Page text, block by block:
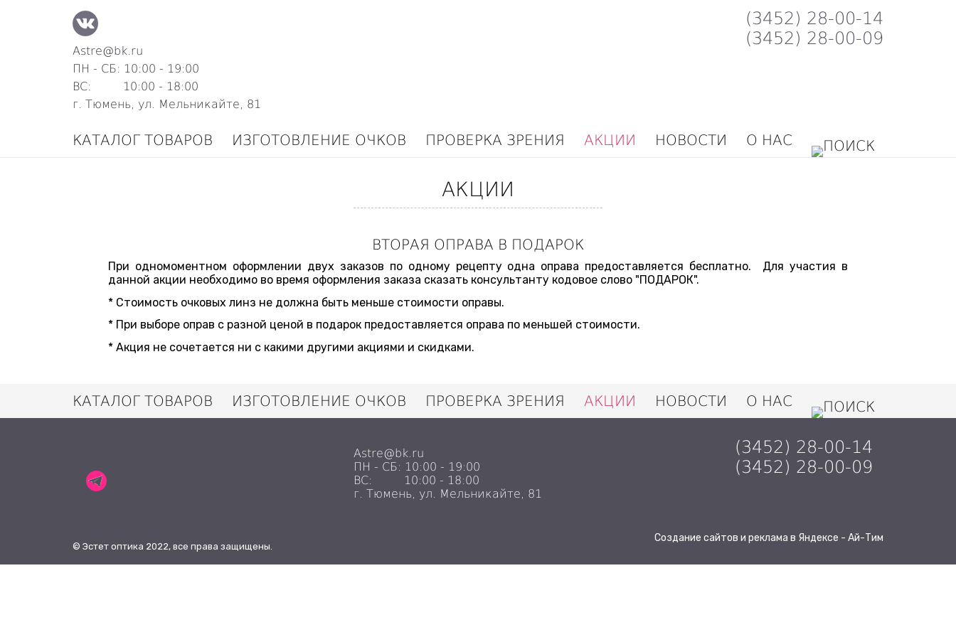
Astre@bk.ru
ПН - СБ: 10:00 - 19:00
ВС: 10:00 - 18:00
г. Тюмень, ул. Мельникайте, 81
(3452) 28-00-14
(3452) 28-00-09
КАТАЛОГ ТОВАРОВ ИЗГОТОВЛЕНИЕ ОЧКОВ ПРОВЕРКА ЗРЕНИЯ АКЦИИ НОВОСТИ О НАС
АКЦИИ
ВТОРАЯ ОПРАВА В ПОДАРОК
При одномоментном оформлении двух заказов по одному рецепту одна оправа предоставляется бесплатно. Для участия в
данной акции необходимо во время оформления заказа сказать консультанту кодовое слово "ПОДАРОК".
* Стоимость очковых линз не должна быть меньше стоимости оправы.
* При выборе оправ с разной ценой в подарок предоставляется оправа по меньшей стоимости.
* Акция не сочетается ни с какими другими акциями и скидками.
КАТАЛОГ ТОВАРОВ ИЗГОТОВЛЕНИЕ ОЧКОВ ПРОВЕРКА ЗРЕНИЯ АКЦИИ НОВОСТИ О НАС
Astre@bk.ru
ПН - СБ: 10:00 - 19:00
ВС: 10:00 - 18:00
г. Тюмень, ул. Мельникайте, 81
(3452) 28-00-14
(3452) 28-00-09
© Эстет оптика 2022, все права защищены.
Создание сайтов и реклама в Яндексе - Ай-Тим